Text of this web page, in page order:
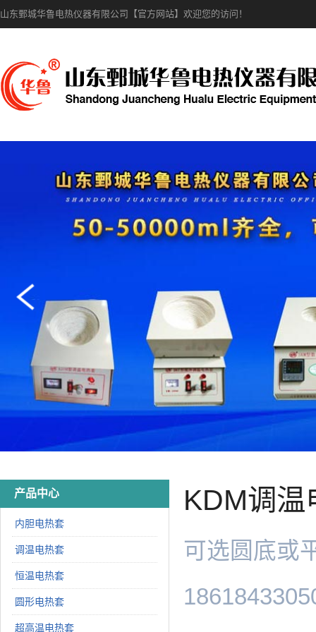
山东鄄城华鲁电热仪器有限公司【官方网站】欢迎您的访问！
KDM调温
可选圆底或
产品中心
内胆电热套
调温电热套
恒温电热套
圆形电热套
超高温电热套